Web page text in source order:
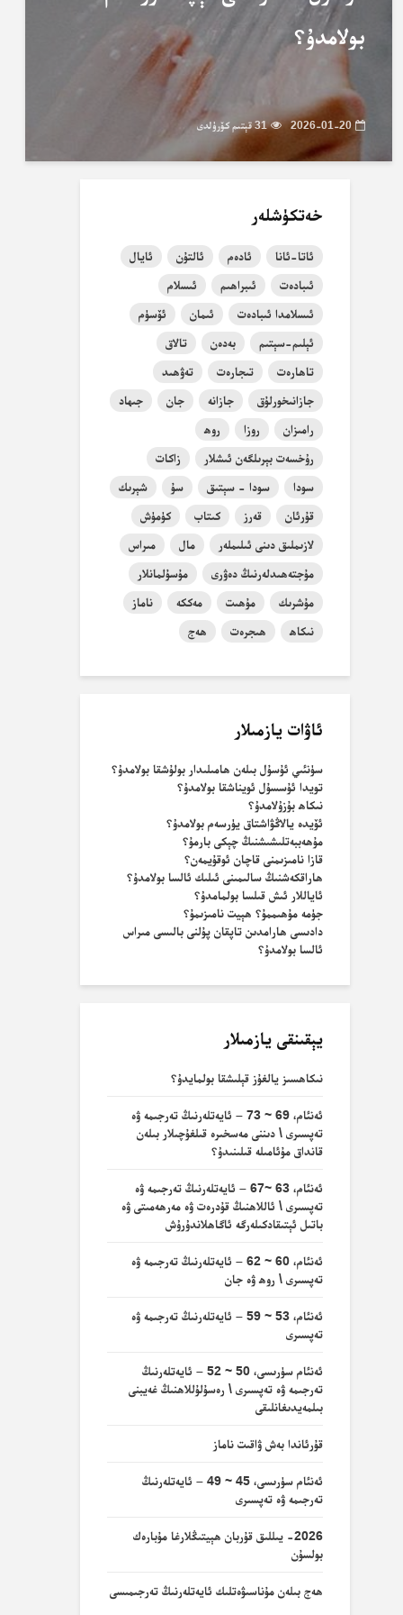
بولامدۇ؟
2026-01-20 31 قېتىم كۆرۈلدى
خەتكۈشلەر
ئاتا-ئانا ئادەم ئالتۇن
ئايال
ئىبادەت
ئىبراھىم
ئىسلام
ئىسلامدا ئىبادەت
ئىمان
ئۆسۈم
ئېلىم-سېتىم
بەدەن
تالاق
تاھارەت
تىجارەت
تەۋھىد
جازانىخورلۇق
جازانە جان
جىھاد
رامىزان
روزا
روھ
رۇخسەت بېرىلگەن ئىشلار
زاكات
سودا
سودا - سېتىق سۇ
شېرىك
قۇرئان
قەرز كىتاب
كۈمۈش
لازىملىق دىنى ئىلىملەر
مال
مىراس
مۇجتەھىدلەرنىڭ دەۋرى
مۇسۇلمانلار
مۇشرىك
مۇھىت مەككە
ناماز
نىكاھ
ھىجرەت ھەج
ئاۋات يازمىلار
سۈنئىي ئۇسۇل بىلەن ھامىلىدار بولۇشقا بولامدۇ؟
تويدا ئۇسسۇل ئويناشقا بولامدۇ؟
نىكاھ بۇزۇلامدۇ؟
ئۆيدە يالاڭۋاشتاق يۈرسەم بولامدۇ؟
مۇھەببەتلىشىشنىڭ چېكى بارمۇ؟
قازا نامىزىمنى قاچان ئوقۇيمەن؟
ھاراقكەشنىڭ سالىمىنى ئىلىك ئالسا بولامدۇ؟
ئاياللار ئىش قىلسا بولمامدۇ؟
جۈمە مۇھىممۇ؟ ھېيت نامىزىمۇ؟
دادىسى ھارامدىن تاپقان پۇلنى بالىسى مىراس
ئالسا بولامدۇ؟
يېقىنقى يازمىلار
نىكاھسىز يالغۇز قېلىشقا بولمايدۇ؟
ئەنئام، 69 ~ 73 – ئايەتلەرنىڭ تەرجىمە ۋە
تەپسىرى \ دىننى مەسخىرە قىلغۇچىلار بىلەن
قانداق مۇئامىلە قىلىنىدۇ؟
ئەنئام، 63 ~67 – ئايەتلەرنىڭ تەرجىمە ۋە
تەپسىرى \ ئاللاھنىڭ قۇدرەت ۋە مەرھەمىتى ۋە
باتىل ئېتىقادكىلەرگە ئاگاھلاندۇرۇش
ئەنئام، 60 ~ 62 – ئايەتلەرنىڭ تەرجىمە ۋە
تەپسىرى \ روھ ۋە جان
ئەنئام، 53 ~ 59 – ئايەتلەرنىڭ تەرجىمە ۋە
تەپسىرى
ئەنئام سۈرىسى، 50 ~ 52 – ئايەتلەرنىڭ
تەرجىمە ۋە تەپسىرى \ رەسۇلۇللاھنىڭ غەيبنى
بىلمەيدىغانلىقى
قۇرئاندا بەش ۋاقىت ناماز
ئەنئام سۈرىسى، 45 ~ 49 – ئايەتلەرنىڭ
تەرجىمە ۋە تەپسىرى
2026- يىللىق قۇربان ھېيتىڭلارغا مۇبارەك
بولسۇن
ھەج بىلەن مۇناسىۋەتلىك ئايەتلەرنىڭ تەرجىمىسى